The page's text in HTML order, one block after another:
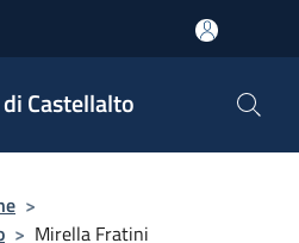
Castellalto
>
> Mirella Fratini